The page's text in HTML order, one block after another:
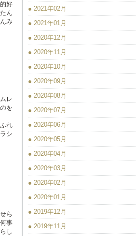
好
ん
み
レ
を
れ
シ
ら
事
し
● 2021年02月
● 2021年01月
● 2020年12月
● 2020年11月
● 2020年10月
● 2020年09月
● 2020年08月
● 2020年07月
● 2020年06月
● 2020年05月
● 2020年04月
● 2020年03月
● 2020年02月
● 2020年01月
● 2019年12月
● 2019年11月